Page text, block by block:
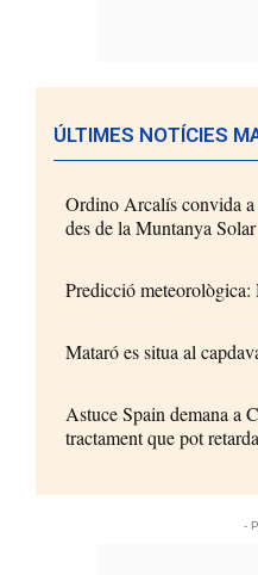
ÚLTIMES NOTÍCIES
Ordino Arcalís convida
des de la Muntanya Solar
Predicció
Mataró es situa al
Astuce Spain demana a
tractament que pot
-